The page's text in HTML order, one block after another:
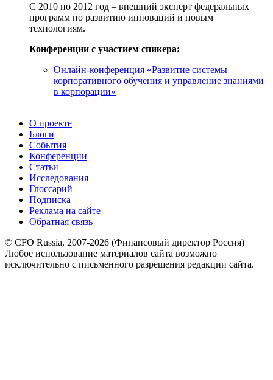
С 2010 по 2012 год – внешний эксперт федеральных
программ по развитию инноваций и новым
технологиям.
Конференции с участием спикера:
Онлайн-конференция «Развитие системы
корпоративного обучения и управление знаниями
в корпорации»
О проекте
Блоги
События
Конференции
Статьи
Исследования
Глоссарий
Подписка
Реклама на сайте
Обратная связь
© CFO Russia, 2007-2026 (Финансовый директор Россия)
Любое использование материалов сайта возможно
исключительно с письменного разрешения редакции сайта.